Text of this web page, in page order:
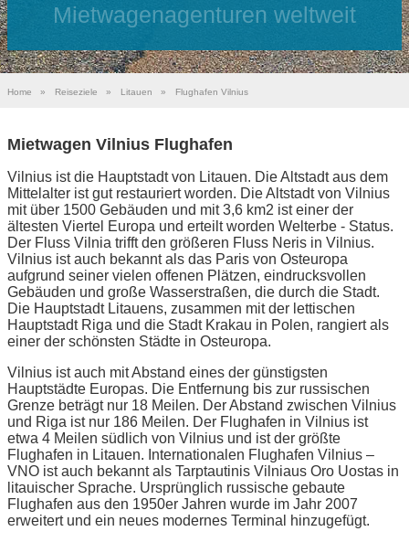
Mietwagenagenturen weltweit
Home » Reiseziele » Litauen » Flughafen Vilnius
Mietwagen Vilnius Flughafen
Vilnius ist die Hauptstadt von Litauen. Die Altstadt aus dem
Mittelalter ist gut restauriert worden. Die Altstadt von Vilnius
mit über 1500 Gebäuden und mit 3,6 km2 ist einer der
ältesten Viertel Europa und erteilt worden Welterbe - Status.
Der Fluss Vilnia trifft den größeren Fluss Neris in Vilnius.
Vilnius ist auch bekannt als das Paris von Osteuropa
aufgrund seiner vielen offenen Plätzen, eindrucksvollen
Gebäuden und große Wasserstraßen, die durch die Stadt.
Die Hauptstadt Litauens, zusammen mit der lettischen
Hauptstadt Riga und die Stadt Krakau in Polen, rangiert als
einer der schönsten Städte in Osteuropa.
Vilnius ist auch mit Abstand eines der günstigsten
Hauptstädte Europas. Die Entfernung bis zur russischen
Grenze beträgt nur 18 Meilen. Der Abstand zwischen Vilnius
und Riga ist nur 186 Meilen. Der Flughafen in Vilnius ist
etwa 4 Meilen südlich von Vilnius und ist der größte
Flughafen in Litauen. Internationalen Flughafen Vilnius –
VNO ist auch bekannt als Tarptautinis Vilniaus Oro Uostas in
litauischer Sprache. Ursprünglich russische gebaute
Flughafen aus den 1950er Jahren wurde im Jahr 2007
erweitert und ein neues modernes Terminal hinzugefügt.